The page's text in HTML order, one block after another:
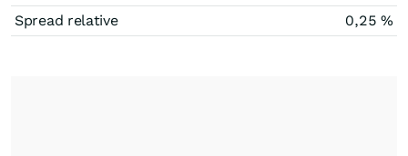
Spread relative
0,25 %